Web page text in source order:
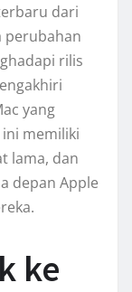
dari
perubahan
rilis
yang
memiliki
lama, dan
depan Apple
ke